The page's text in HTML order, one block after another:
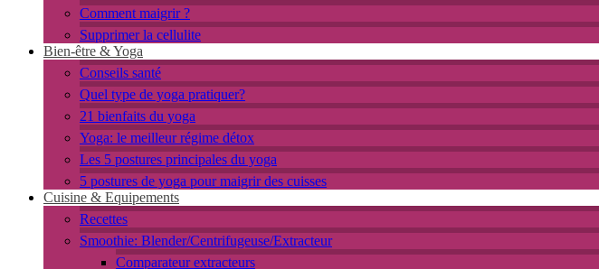
Comment maigrir ?
Supprimer la cellulite
Bien-être & Yoga
Conseils santé
Quel type de yoga pratiquer?
21 bienfaits du yoga
Yoga: le meilleur régime détox
Les 5 postures principales du yoga
5 postures de yoga pour maigrir des cuisses
Cuisine & Equipements
Recettes
Smoothie: Blender/Centrifugeuse/Extracteur
Comparateur extracteurs